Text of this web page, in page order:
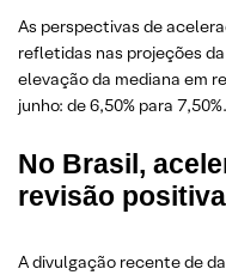
As perspectivas de
refletidas nas projeções
elevação da mediana em
junho: de 6,50% para 7,50%.
No Brasil,
revisão
A divulgação recente de